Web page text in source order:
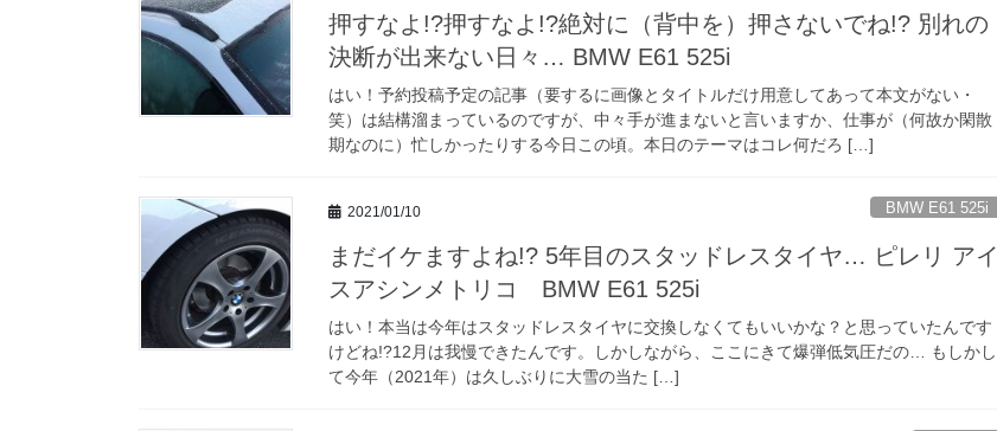
押すなよ!?押すなよ!?絶対に（背中を）押さないでね!? 別れの
決断が出来ない日々… BMW E61 525i
はい！予約投稿予定の記事（要するに画像とタイトルだけ用意してあって本文がない・
笑）は結構溜まっているのですが、中々手が進まないと言いますか、仕事が（何故か閑散
期なのに）忙しかったりする今日この頃。本日のテーマはコレ何だろ […]
2021/01/10 BMW E61 525i
まだイケますよね!? 5年目のスタッドレスタイヤ… ピレリ アイ
スアシンメトリコ BMW E61 525i
はい！本当は今年はスタッドレスタイヤに交換しなくてもいいかな？と思っていたんです
けどね!?12月は我慢できたんです。しかしながら、ここにきて爆弾低気圧だの… もしかし
て今年（2021年）は久しぶりに大雪の当た […]